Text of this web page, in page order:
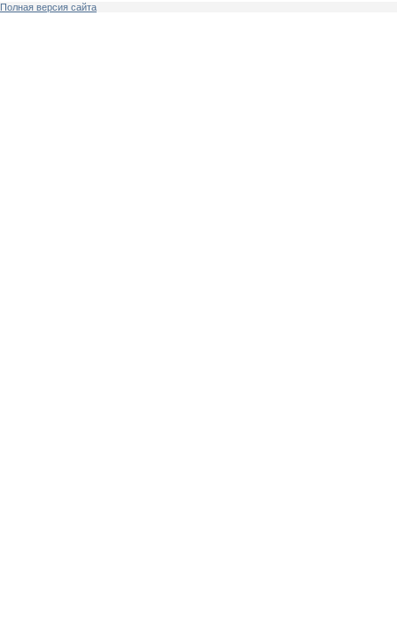
Полная версия сайта